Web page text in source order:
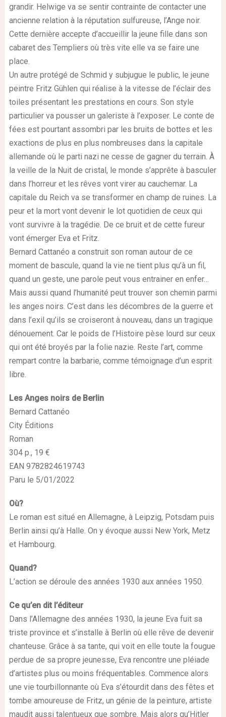
grandir. Helwige va se sentir contrainte de contacter une
ancienne relation à la réputation sulfureuse, l’Ange noir.
Cette dernière accepte d’accueillir la jeune fille dans son
cabaret des Templiers où très vite elle va se faire une
place.
Un autre protégé de Schmid y subjugue le public, le jeune
peintre Fritz Gühlen qui réalise à la vitesse de l’éclair des
toiles présentant les prestations en cours. Son style
particulier va pousser un galeriste à l’exposer. Le conte de
fées est pourtant assombri par les bruits de bottes et les
exactions de plus en plus nombreuses dans la capitale
allemande où le parti nazi ne cesse de gagner du terrain. À
la veille de la Nuit de cristal, le monde s’apprête à basculer
dans l’horreur et les rêves vont virer au cauchemar. La
capitale du Reich va se transformer en champ de ruines. La
peur et la mort vont devenir le lot quotidien de ceux qui
vont survivre à la tragédie. De ce bruit et de cette fureur
vont émerger Eva et Fritz.
Bernard Cattanéo a construit son roman autour de ce
moment de bascule, quand la vie ne tient plus qu’à un fil,
quand un geste, une parole peut vous entrainer en enfer…
Mais aussi quand l’humanité peut trouver son chemin parmi
les anges noirs. C’est dans les décombres de la guerre et
dans l’exil qu’ils se croiseront à nouveau, dans un tragique
dénouement. Car le poids de l’Histoire pèse lourd sur ceux
qui ont été broyés par la folie nazie. Reste l’art, comme
rempart contre la barbarie, comme témoignage d’un esprit
libre.
Les Anges noirs de Berlin
Bernard Cattanéo
City Éditions
Roman
304 p., 19 €
EAN 9782824619743
Paru le 5/01/2022
Où?
Le roman est situé en Allemagne, à Leipzig, Potsdam puis
Berlin ainsi qu’à Halle. On y évoque aussi New York, Metz
et Hambourg.
Quand?
L’action se déroule des années 1930 aux années 1950.
Ce qu’en dit l’éditeur
Dans l’Allemagne des années 1930, la jeune Eva fuit sa
triste province et s’installe à Berlin où elle rêve de devenir
chanteuse. Grâce à sa tante, qui voit en elle toute la fougue
perdue de sa propre jeunesse, Eva rencontre une pléiade
d’artistes plus ou moins fréquentables. Commence alors
une vie tourbillonnante où Eva s’étourdit dans des fêtes et
tombe amoureuse de Fritz, un génie de la peinture, artiste
maudit aussi talentueux que sombre. Mais alors qu’Hitler